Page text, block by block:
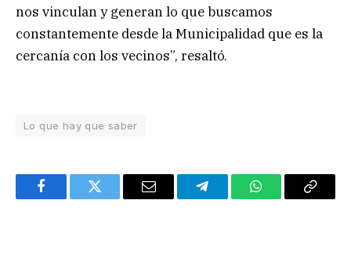
nos vinculan y generan lo que buscamos
constantemente desde la Municipalidad que es la
cercanía con los vecinos”, resaltó.
Lo que hay que saber
FacebookTwitter Email TelegramWhatsAppCopy